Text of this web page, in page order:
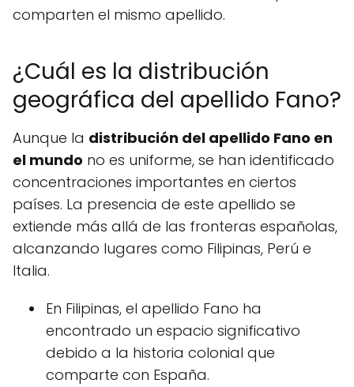
comparten el mismo apellido.
¿Cuál es la distribución
geográfica del apellido Fano?
Aunque la distribución del apellido Fano en
el mundo no es uniforme, se han identificado
concentraciones importantes en ciertos
países. La presencia de este apellido se
extiende más allá de las fronteras españolas,
alcanzando lugares como Filipinas, Perú e
Italia.
En Filipinas, el apellido Fano ha
encontrado un espacio significativo
debido a la historia colonial que
comparte con España.